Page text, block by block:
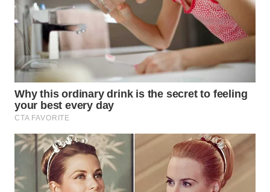
KARAWANG
WN
BEKASI
WN
BOGOR
DEPOK
WN
TAPANULI